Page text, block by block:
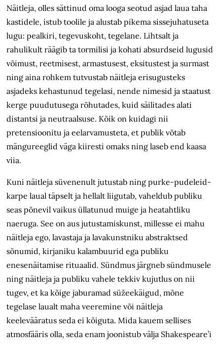
Näitleja, olles sättinud oma looga seotud asjad laua taha
kastidele, istub toolile ja alustab pikema sissejuhatuseta
lugu: pealkiri, tegevuskoht, tegelane. Lihtsalt ja
rahulikult räägib ta tormilisi ja kohati absurdseid lugusid
võimust, reetmisest, armastusest, eksitustest ja surmast
ning aina rohkem tutvustab näitleja erisugusteks
asjadeks kehastunud tegelasi, nende nimesid ja staatust
kerge puudutusega rõhutades, kuid säilitades alati
distantsi ja neutraalsuse. Kõik on kuidagi nii
pretensioonitu ja eelarvamusteta, et publik võtab
mängureeglid väga kiiresti omaks ning laseb end kaasa
viia.
Kuni näitleja süvenenult jutustab ning purke-pudeleid-
karpe laual täpselt ja hellalt liigutab, vaheldub publiku
seas põnevil vaikus üllatunud muige ja heatahtliku
naeruga. See on aus jutustamiskunst, millesse ei mahu
näitleja ego, lavastaja ja lavakunstniku abstraktsed
sõnumid, kirjaniku kalambuurid ega publiku
enesenäitamise rituaalid. Sündmus järgneb sündmusele
ning näitleja ja publiku vahele tekkiv kujutlus on nii
tugev, et ka kõige jaburamad süžeekäigud, mõne
tegelase laualt maha veeremine või näitleja
keelevääratus seda ei kõiguta. Mida kauem sellises
atmosfääris olla, seda enam joonistub välja Shakespeare’i